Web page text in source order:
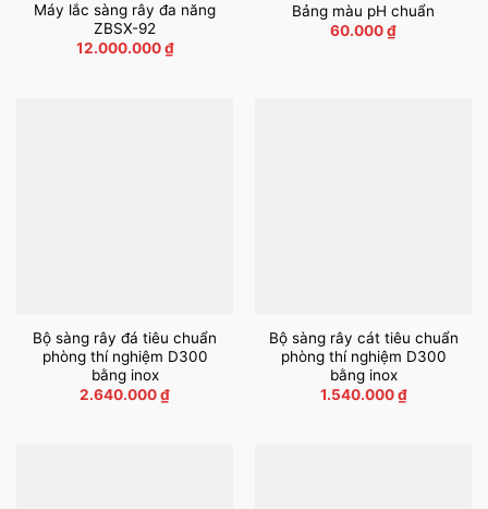
Máy lắc sàng rây đa năng
ZBSX-92
12.000.000₫
Bảng màu pH chuẩn
60.000₫
Bộ sàng rây đá tiêu chuẩn
phòng thí nghiệm D300
bằng inox
2.640.000₫
Bộ sàng rây cát tiêu chuẩn
phòng thí nghiệm D300
bằng inox
1.540.000₫